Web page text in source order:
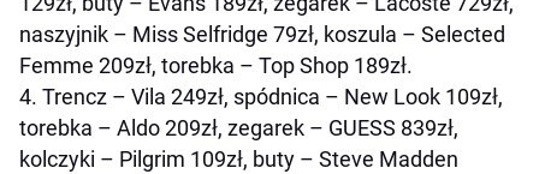
naszyjnik – Miss Selfridge 79zł, koszula – Selected
Femme 209zł, torebka – Top Shop 189zł.
4. Trencz – Vila 249zł, spódnica – New Look 109zł,
torebka – Aldo 209zł, zegarek – GUESS 839zł,
kolczyki – Pilgrim 109zł, buty – Steve Madden